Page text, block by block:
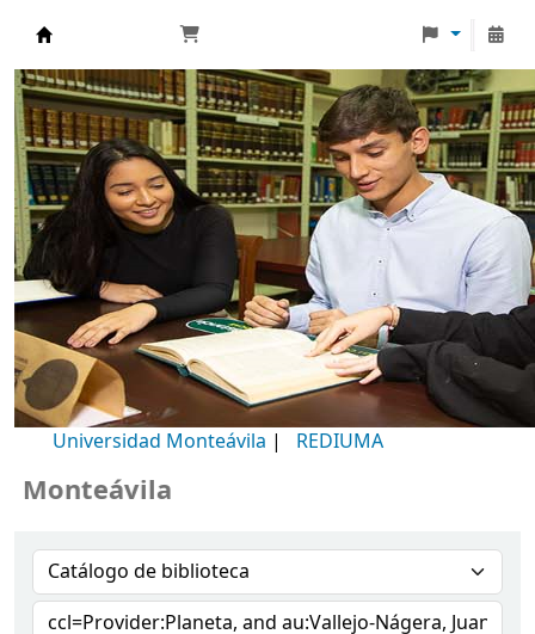
Biblioteca Universidad Monteávila
Universidad Monteávila | REDIUMA